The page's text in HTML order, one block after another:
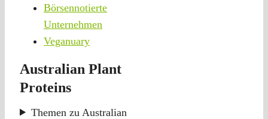
Börsennotierte
Unternehmen
Veganuary
Australian Plant
Proteins
Themen zu Australian